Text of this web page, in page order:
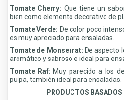
Tomate Cherry: Que tiene un
bien como elemento decorativo de
Tomate Verde: De color poco
es muy apreciado para ensaladas.
Tomate de Monserrat: De aspecto
aromático y sabroso e ideal para
Tomate Raf: Muy parecido a los
pulpa, también ideal para ensaladas.
PRODUCTOS